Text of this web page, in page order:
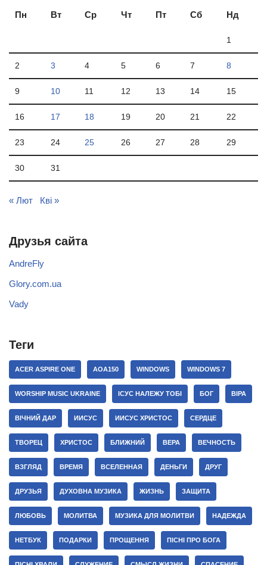
Пн
Вт Ср Чт Пт Сб Нд
1
2 3 4 5 6 7 8
9 10 11 12 13 14 15
16 17 18 19 20 21 22
23 24 25 26 27 28 29
30 31
« Лют Кві »
Друзья сайта
AndreFly
Glory.com.ua
Vady
Теги
ACER ASPIRE ONE AOA150 WINDOWS WINDOWS 7
WORSHIP MUSIC UKRAINE ІСУС НАЛЕЖУ ТОБІ БОГ ВІРА
ВІЧНИЙ ДАР ИИСУС ИИСУС ХРИСТОС СЕРДЦЕ
ТВОРЕЦ ХРИСТОС БЛИЖНИЙ ВЕРА ВЕЧНОСТЬ
ВЗГЛЯД ВРЕМЯ ВСЕЛЕННАЯ ДЕНЬГИ ДРУГ
ДРУЗЬЯ ДУХОВНА МУЗИКА ЖИЗНЬ ЗАЩИТА
ЛЮБОВЬ МОЛИТВА МУЗИКА ДЛЯ МОЛИТВИ НАДЕЖДА
НЕТБУК ПОДАРКИ ПРОЩЕННЯ ПІСНІ ПРО БОГА